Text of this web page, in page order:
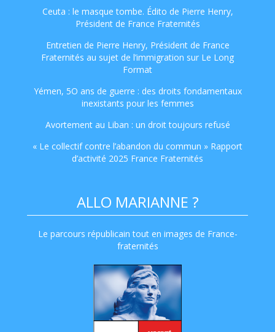
Ceuta : le masque tombe. Édito de Pierre Henry,
Président de France Fraternités
Entretien de Pierre Henry, Président de France
Fraternités au sujet de l’immigration sur Le Long
Format
Yémen, 5O ans de guerre : des droits fondamentaux
inexistants pour les femmes
Avortement au Liban : un droit toujours refusé
« Le collectif contre l’abandon du commun » Rapport
d’activité 2025 France Fraternités
ALLO MARIANNE ?
Le parcours républicain tout en images de France-
fraternités